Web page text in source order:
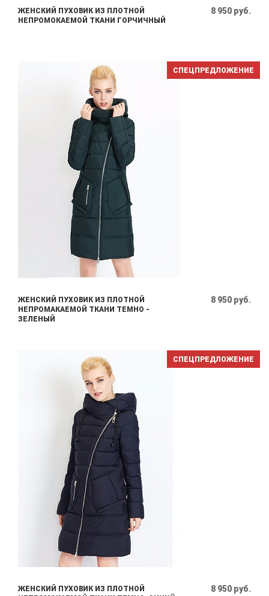
ЖЕНСКИЙ ПУХОВИК ИЗ ПЛОТНОЙ
НЕПРОМОКАЕМОЙ ТКАНИ ГОРЧИЧНЫЙ
8 950 руб.
СПЕЦПРЕДЛОЖЕНИЕ
ЖЕНСКИЙ ПУХОВИК ИЗ ПЛОТНОЙ
НЕПРОМАКАЕМОЙ ТКАНИ ТЕМНО -
ЗЕЛЕНЫЙ
8 950 руб.
СПЕЦПРЕДЛОЖЕНИЕ
ЖЕНСКИЙ ПУХОВИК ИЗ ПЛОТНОЙ
8 950 руб.